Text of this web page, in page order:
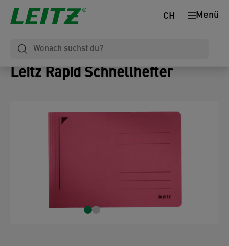
Menü
CH
Leitz Rapid Schnellhefter